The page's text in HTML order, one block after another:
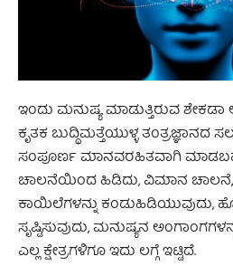
ಇಂದು ಮನುಷ್ಯ ಮಾಡುತ್ತಿರುವ ಶೇಕಡಾ
ಕೃತಕ ಬುದ್ಧಿಮತ್ತೆಯುಳ್ಳ ತಂತ್ರಜ್ಞಾನದ
ಸಂಪೂರ್ಣ ಮಾನವರಹಿತವಾಗಿ
ಚಾಲನೆಯಿಂದ ಹಿಡಿದು, ವಿಮಾನ ಚಾಲನೆ,
ಕಾಯಿಲೆಗಳನ್ನು ಕಂಡುಹಿಡಿಯುವುದು,
ಸೃಷ್ಟಿಸುವುದು, ಮನುಷ್ಯನ
ಎಲ್ಲ ಕ್ಷೇತ್ರಗಳಿಗೂ ಇದು ಲಗ್ಗೆ ಇಟ್ಟಿದೆ.